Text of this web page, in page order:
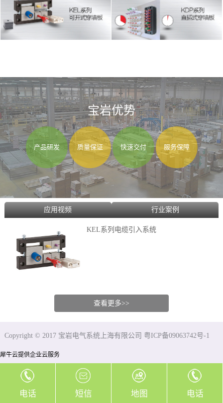
宝岩优势
产品研发 质量保证 快速交付 服务保障
应用视频 行业案例
KEL系列电缆引入系统
查看更多>>
Copyright © 2017 宝岩电气系统上海有限公司 粤ICP备09063742号-1
犀牛云提供企业云服务
电话 短信 地图 电话